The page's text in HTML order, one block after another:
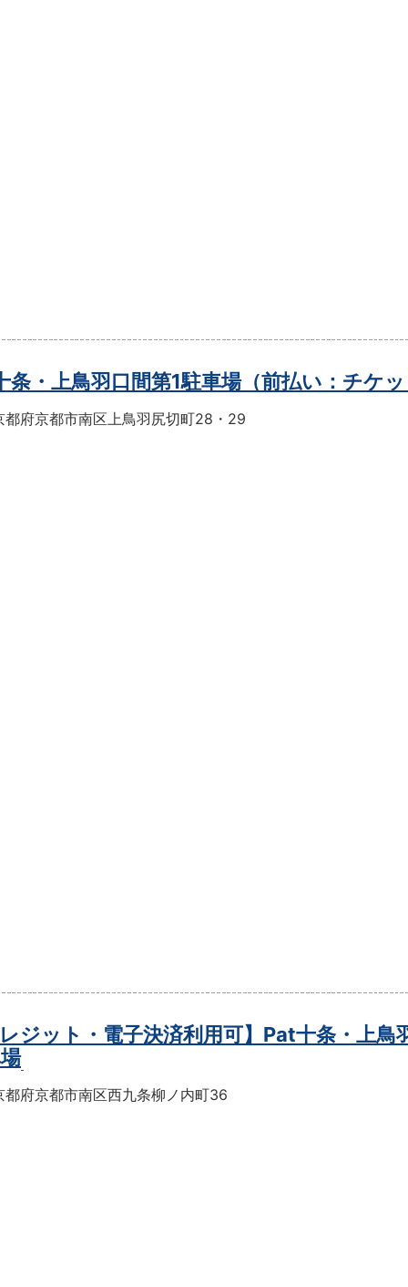
条・上鳥羽口間第1駐車場（前払い：チケ
都府京都市南区上鳥羽尻切町28・29
レジット・電子決済利用可】Pat十条・上鳥
都府京都市南区西九条柳ノ内町36